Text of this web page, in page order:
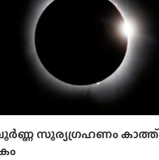
സൂര്യഗ്രഹണം കാത്ത്